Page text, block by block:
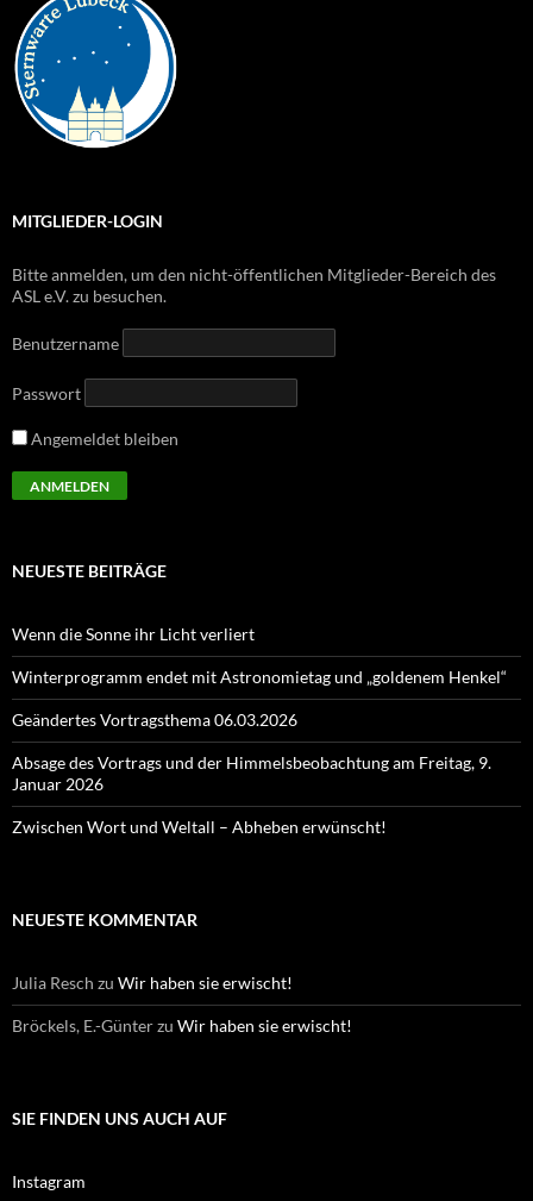
MITGLIEDER-LOGIN
Bitte anmelden, um den nicht-öffentlichen Mitglieder-Bereich des
ASL e.V. zu besuchen.
Benutzername
Passwort
Angemeldet bleiben
NEUESTE BEITRÄGE
Wenn die Sonne ihr Licht verliert
Winterprogramm endet mit Astronomietag und „goldenem Henkel“
Geändertes Vortragsthema 06.03.2026
Absage des Vortrags und der Himmelsbeobachtung am Freitag, 9.
Januar 2026
Zwischen Wort und Weltall – Abheben erwünscht!
NEUESTE KOMMENTAR
Julia Resch zu Wir haben sie erwischt!
Bröckels, E.-Günterzu Wir haben sie erwischt!
SIE FINDEN UNS AUCH AUF
Instagram